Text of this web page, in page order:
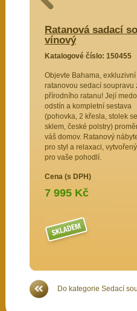
Ratanová sadací
vínový
Katalogové číslo: 150455
Objevte Bahama, exkluzivní
ratanovou sedací soupravu
přírodního ratanu! Její
odstín a kompletní sestava
(pohovka, 2 křesla, stolek se
sklem, české polstry)
váš domov. Ratanový
pro styl a relaxaci, vytvořený
pro vaše pohodlí.
Cena (s DPH)
7 995 Kč
Do kategorie Sedací